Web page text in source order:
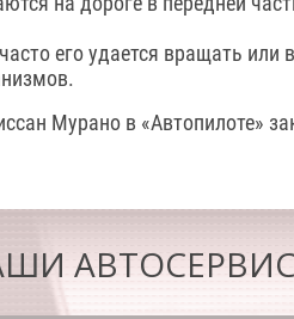
его удается вращать или
Мурано в «Автопилоте»